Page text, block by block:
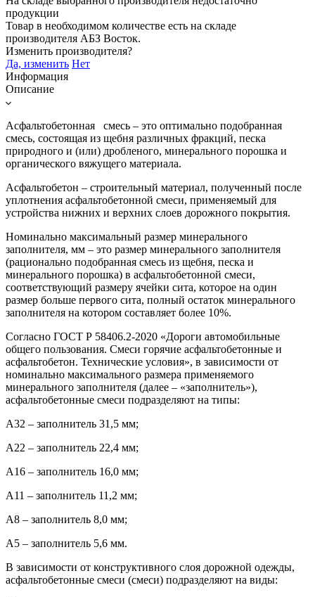
продукции
Товар в необходимом количестве есть на складе
производителя АБЗ Восток.
Изменить производителя?
Да, изменить Нет
Информация
Описание
Асфальтобетонная смесь – это оптимально подобранная
смесь, состоящая из щебня различных фракций, песка
природного и (или) дробленого, минерального порошка и
органического вяжущего материала.
Асфальтобетон – строительный материал, полученный после
уплотнения асфальтобетонной смеси, применяемый для
устройства нижних и верхних слоев дорожного покрытия.
Номинально максимальный размер минерального
заполнителя, мм – это размер минерального заполнителя
(рационально подобранная смесь из щебня, песка и
минерального порошка) в асфальтобетонной смеси,
соответствующий размеру ячейки сита, которое на один
размер больше первого сита, полный остаток минерального
заполнителя на котором составляет более 10%.
Согласно ГОСТ Р 58406.2-2020 «Дороги автомобильные
общего пользования. Смеси горячие асфальтобетонные и
асфальтобетон. Технические условия», в зависимости от
номинально максимального размера применяемого
минерального заполнителя (далее – «заполнитель»),
асфальтобетонные смеси подразделяют на типы:
А32 – заполнитель 31,5 мм;
А22 – заполнитель 22,4 мм;
А16 – заполнитель 16,0 мм;
А11 – заполнитель 11,2 мм;
А8 – заполнитель 8,0 мм;
А5 – заполнитель 5,6 мм.
В зависимости от конструктивного слоя дорожной одежды,
асфальтобетонные смеси (смеси) подразделяют на виды: